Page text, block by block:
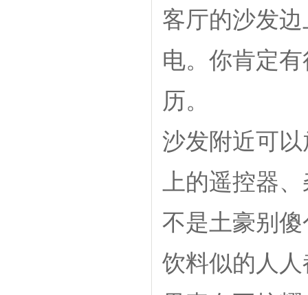
客厅的沙发
电。你肯定
历。
沙发附近可
上的遥控器
不是土豪别
饮料似的人